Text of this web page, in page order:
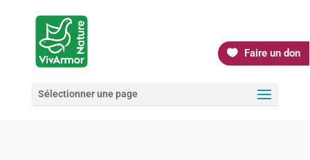
Faire un don
Sélectionner une page